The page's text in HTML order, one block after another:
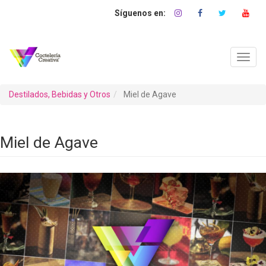
Destilados, Bebidas y Otros Miel de Agave
Miel de Agave